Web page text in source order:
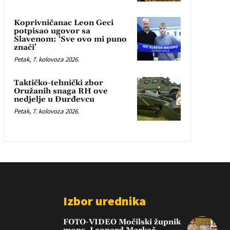
Koprivničanac Leon Geci
potpisao ugovor sa
Slavenom: ‘Sve ovo mi puno
znači’
Petak, 7. kolovoza 2026.
Taktičko-tehnički zbor
Oružanih snaga RH ove
nedjelje u Đurđevcu
Petak, 7. kolovoza 2026.
Izbor urednika
FOTO-VIDEO Močilski župnik